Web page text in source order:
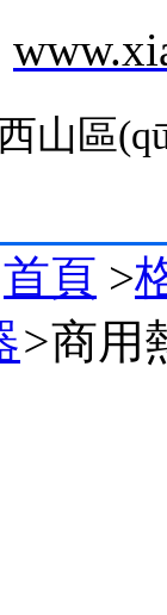
山區
首頁 >
>商用